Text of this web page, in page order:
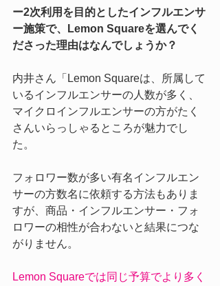
ー2次利用を目的としたインフルエンサ
ー施策で、Lemon Squareを選んでく
ださった理由はなんでしょうか？
内井さん「Lemon Squareは、所属して
いるインフルエンサーの人数が多く、
マイクロインフルエンサーの方がたく
さんいらっしゃるところが魅力でし
た。
フォロワー数が多い有名インフルエン
サーの方数名に依頼する方法もありま
すが、商品・インフルエンサー・フォ
ロワーの相性が合わないと結果につな
がりません。
Lemon Squareでは同じ予算でより多く